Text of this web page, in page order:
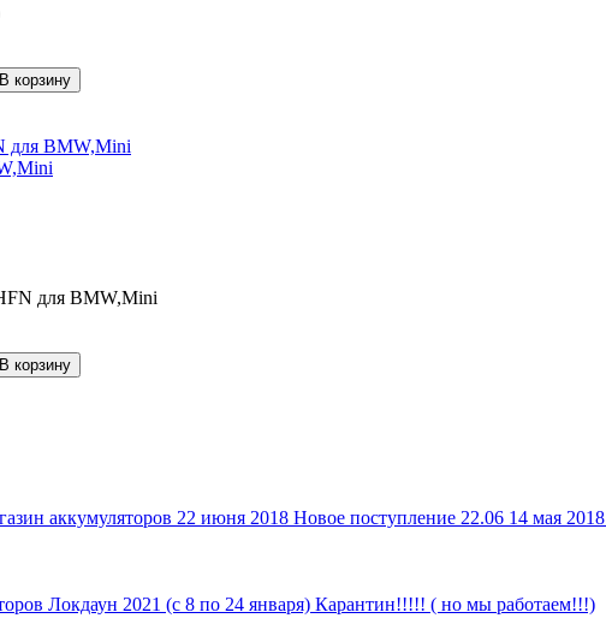
В корзину
для BMW,Mini
В корзину
аккумуляторов 22 июня 2018 Новое поступление 22.06 14 мая 2018
Локдаун 2021 (с 8 по 24 января) Карантин!!!!! ( но мы работаем!!!)